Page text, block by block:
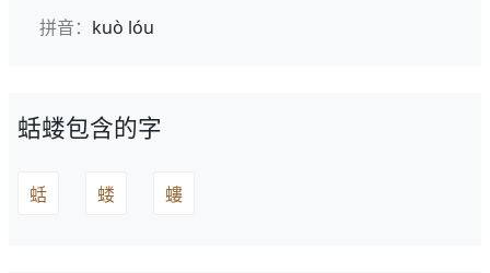
拼音： kuò lóu
蛞蝼包含的字
蛞 蝼 螻